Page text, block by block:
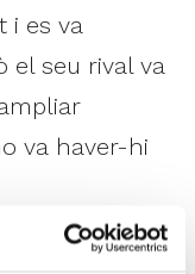
i es va
el seu rival va
va haver-hi
prompte a